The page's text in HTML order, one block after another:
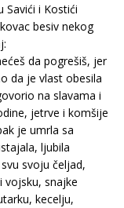
Savići i Kostići
besiv nekog
da pogrešiš, jer
da je vlast obesila
na slavama i
jetrve i komšije
je umrla sa
ljubila
svoju čeljad,
vojsku, snajke
kecelju,